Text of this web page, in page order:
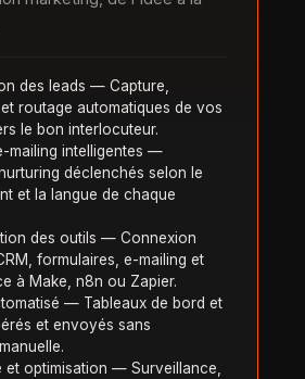
des leads — Capture,
routage automatiques de vos
le bon interlocuteur.
mailing intelligentes —
déclenchés selon le
et la langue de chaque
des outils — Connexion
formulaires, e-mailing et
à Make, n8n ou Zapier.
— Tableaux de bord et
et envoyés sans
et optimisation — Surveillance,